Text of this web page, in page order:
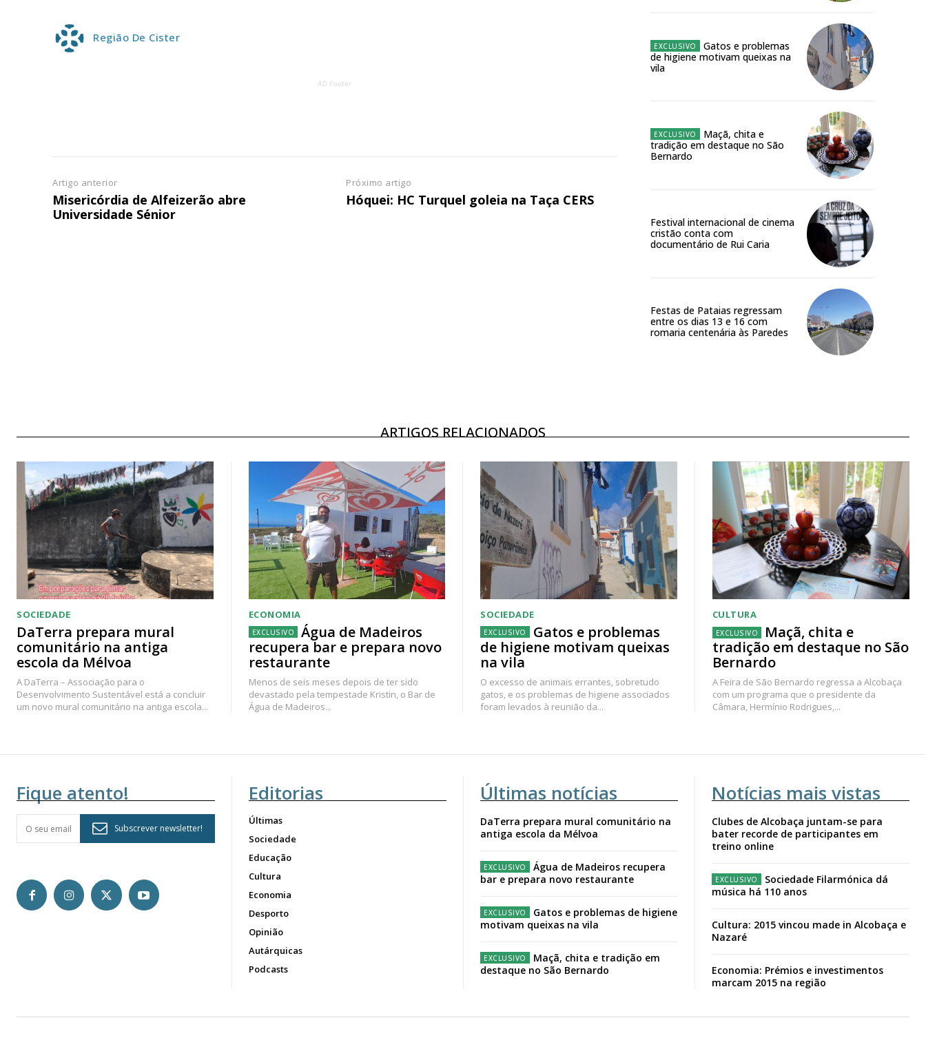
Região De Cister
AD Footer
Artigo anterior
Misericórdia de Alfeizerão abre
Universidade Sénior
Próximo artigo
Hóquei: HC Turquel goleia na Taça CERS
Gatos e problemas
de higiene motivam queixas na
vila
Maçã, chita e
tradição em destaque no São
Bernardo
Festival internacional de cinema
cristão conta com
documentário de Rui Caria
Festas de Pataias regressam
entre os dias 13 e 16 com
romaria centenária às Paredes
ARTIGOS RELACIONADOS
SOCIEDADE
DaTerra prepara mural
comunitário na antiga
escola da Mélvoa
A DaTerra – Associação para o
Desenvolvimento Sustentável está a concluir
um novo mural comunitário na antiga escola...
ECONOMIA
Água de Madeiros
recupera bar e prepara novo
restaurante
Menos de seis meses depois de ter sido
devastado pela tempestade Kristin, o Bar de
Água de Madeiros...
SOCIEDADE
Gatos e problemas
de higiene motivam queixas
na vila
O excesso de animais errantes, sobretudo
gatos, e os problemas de higiene associados
foram levados à reunião da...
CULTURA
Maçã, chita e
tradição em destaque no São
Bernardo
A Feira de São Bernardo regressa a Alcobaça
com um programa que o presidente da
Câmara, Hermínio Rodrigues,...
Fique atento!
Subscrever newsletter!
Editorias
Últimas
Sociedade
Educação
Cultura
Economia
Desporto
Opinião
Autárquicas
Podcasts
Últimas notícias
DaTerra prepara mural comunitário na
antiga escola da Mélvoa
Água de Madeiros recupera
bar e prepara novo restaurante
Gatos e problemas de higiene
motivam queixas na vila
Maçã, chita e tradição em
destaque no São Bernardo
Notícias mais vistas
Clubes de Alcobaça juntam-se para
bater recorde de participantes em
treino online
Sociedade Filarmónica dá
música há 110 anos
Cultura: 2015 vincou made in Alcobaça e
Nazaré
Economia: Prémios e investimentos
marcam 2015 na região